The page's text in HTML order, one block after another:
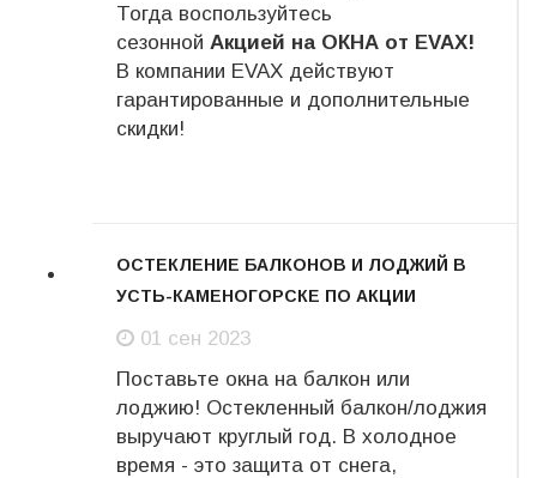
Тогда воспользуйтесь
сезонной Акцией на ОКНА от EVAX!
В компании EVAX действуют
гарантированные и дополнительные
скидки!
сен
ОСТЕКЛЕНИЕ БАЛКОНОВ И ЛОДЖИЙ В
УСТЬ-КАМЕНОГОРСКЕ ПО АКЦИИ
01 сен 2023
Поставьте окна на балкон или
лоджию! Остекленный балкон/лоджия
выручают круглый год. В холодное
время - это защита от снега,